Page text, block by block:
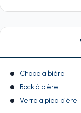
Chope à bière
Bock à bière
Verre à pied bière